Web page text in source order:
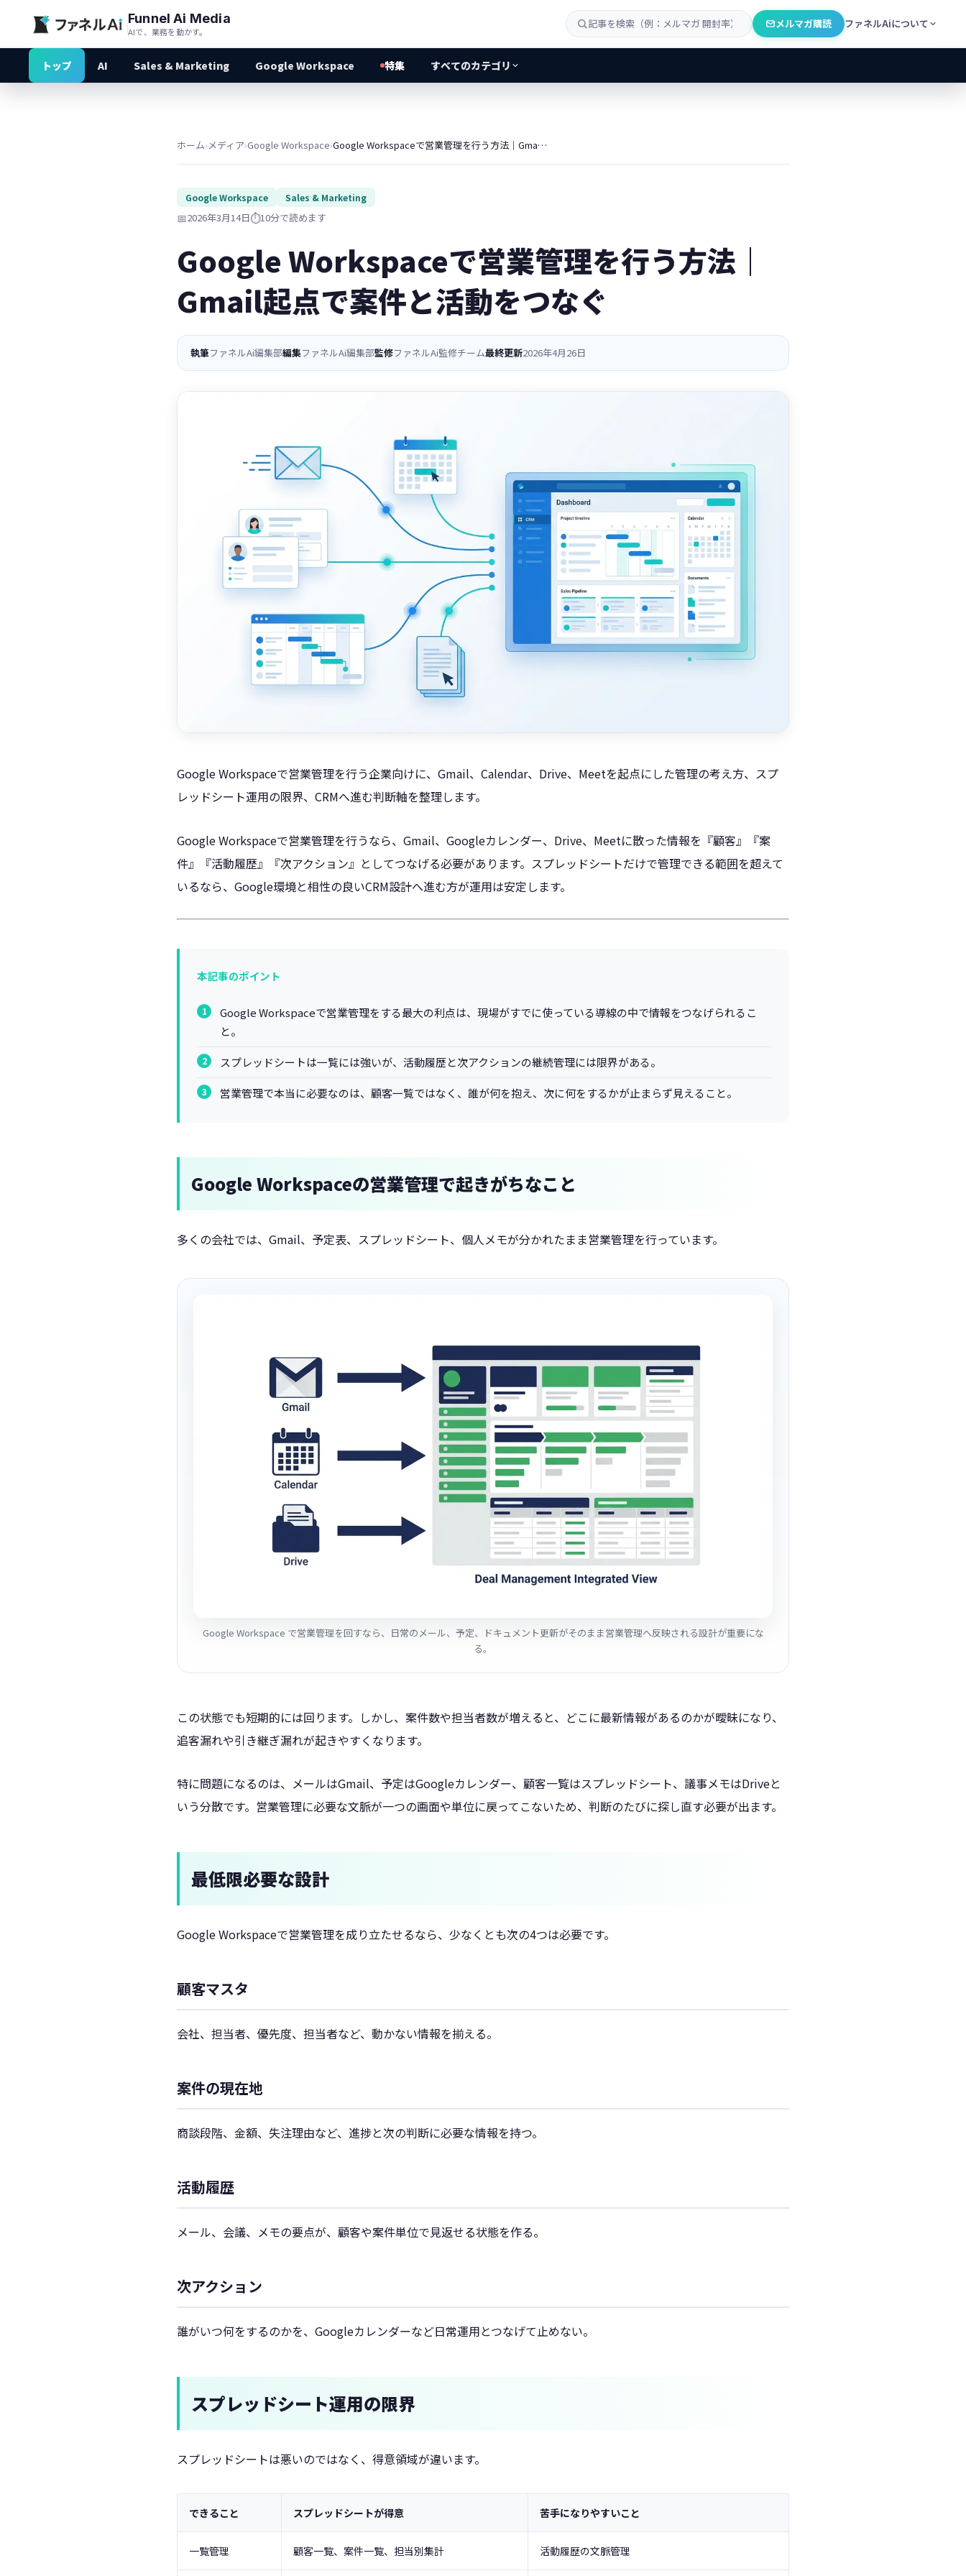
Funnel Ai Media
AIで、業務を動かす。
メルマガ購読 ファネルAiについて
トップ AI Sales & Marketing Google Workspace 特集 すべてのカテゴリ
ホーム›メディア›Google Workspace› Google Workspaceで営業管理を行う方法｜Gmail起点で案件と活動をつなぐ
Google Workspace Sales & Marketing
📅2026年3月14日⏱️10分で読めます
Google Workspaceで営業管理を行う方法｜
Gmail起点で案件と活動をつなぐ
執筆ファネルAi編集部編集ファネルAi編集部監修ファネルAi監修チーム最終更新2026年4月26日
Google Workspaceで営業管理を行う企業向けに、Gmail、Calendar、Drive、Meetを起点にした管理の考え方、スプ
レッドシート運用の限界、CRMへ進む判断軸を整理します。
Google Workspaceで営業管理を行うなら、Gmail、Googleカレンダー、Drive、Meetに散った情報を『顧客』『案
件』『活動履歴』『次アクション』としてつなげる必要があります。スプレッドシートだけで管理できる範囲を超えて
いるなら、Google環境と相性の良いCRM設計へ進む方が運用は安定します。
本記事のポイント
Google Workspaceで営業管理をする最大の利点は、現場がすでに使っている導線の中で情報をつなげられるこ
と。
スプレッドシートは一覧には強いが、活動履歴と次アクションの継続管理には限界がある。
営業管理で本当に必要なのは、顧客一覧ではなく、誰が何を抱え、次に何をするかが止まらず見えること。
Google Workspaceの営業管理で起きがちなこと
多くの会社では、Gmail、予定表、スプレッドシート、個人メモが分かれたまま営業管理を行っています。
Google Workspace で営業管理を回すなら、日常のメール、予定、ドキュメント更新がそのまま営業管理へ反映される設計が重要にな
る。
この状態でも短期的には回ります。しかし、案件数や担当者数が増えると、どこに最新情報があるのかが曖昧になり、
追客漏れや引き継ぎ漏れが起きやすくなります。
特に問題になるのは、メールはGmail、予定はGoogleカレンダー、顧客一覧はスプレッドシート、議事メモはDriveと
いう分散です。営業管理に必要な文脈が一つの画面や単位に戻ってこないため、判断のたびに探し直す必要が出ます。
最低限必要な設計
Google Workspaceで営業管理を成り立たせるなら、少なくとも次の4つは必要です。
顧客マスタ
会社、担当者、優先度、担当者など、動かない情報を揃える。
案件の現在地
商談段階、金額、失注理由など、進捗と次の判断に必要な情報を持つ。
活動履歴
メール、会議、メモの要点が、顧客や案件単位で見返せる状態を作る。
次アクション
誰がいつ何をするのかを、Googleカレンダーなど日常運用とつなげて止めない。
スプレッドシート運用の限界
スプレッドシートは悪いのではなく、得意領域が違います。
できること スプレッドシートが得意 苦手になりやすいこと
一覧管理 顧客一覧、案件一覧、担当別集計 活動履歴の文脈管理